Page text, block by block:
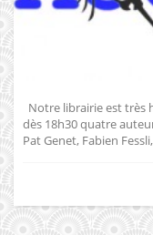
Notre librairie est très
dès 18h30 quatre
Pat Genet, Fabien